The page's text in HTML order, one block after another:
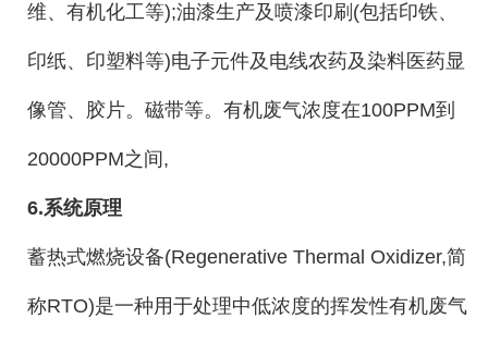
维、有机化工等);油漆生产及喷漆印刷(包括印铁、
印纸、印塑料等)电子元件及电线农药及染料医药显
像管、胶片。磁带等。有机废气浓度在100PPM到
20000PPM之间,
6.系统原理
蓄热式燃烧设备(Regenerative Thermal Oxidizer,简
称RTO)是一种用于处理中低浓度的挥发性有机废气